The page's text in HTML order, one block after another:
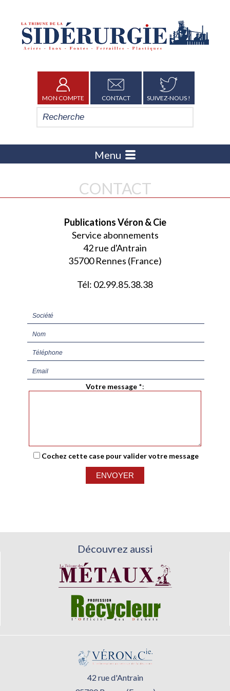
MON COMPTE CONTACT SUIVEZ-NOUS !
Menu
CONTACT
Publications Véron & Cie
Service abonnements
42 rue d'Antrain
35700 Rennes (France)
Tél: 02.99.85.38.38
Votre message *:
Cochez cette case pour valider votre message
Découvrez aussi
42 rue d'Antrain